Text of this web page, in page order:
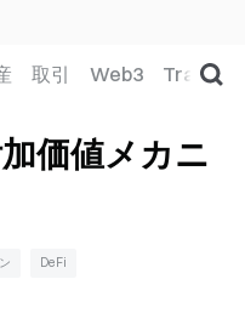
取引 Web3 TradFi
価値メカニ
DeFi